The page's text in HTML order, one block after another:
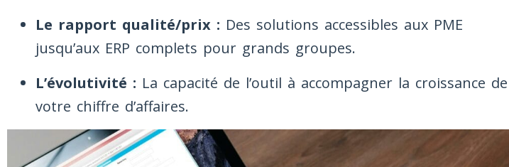
Le rapport qualité/prix : Des solutions accessibles aux PME
jusqu’aux ERP complets pour grands groupes.
L’évolutivité : La capacité de l’outil à accompagner la croissance de
votre chiffre d’affaires.